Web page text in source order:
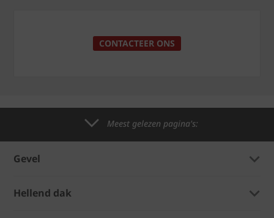
CONTACTEER ONS
Meest gelezen pagina's:
Gevel
Hellend dak